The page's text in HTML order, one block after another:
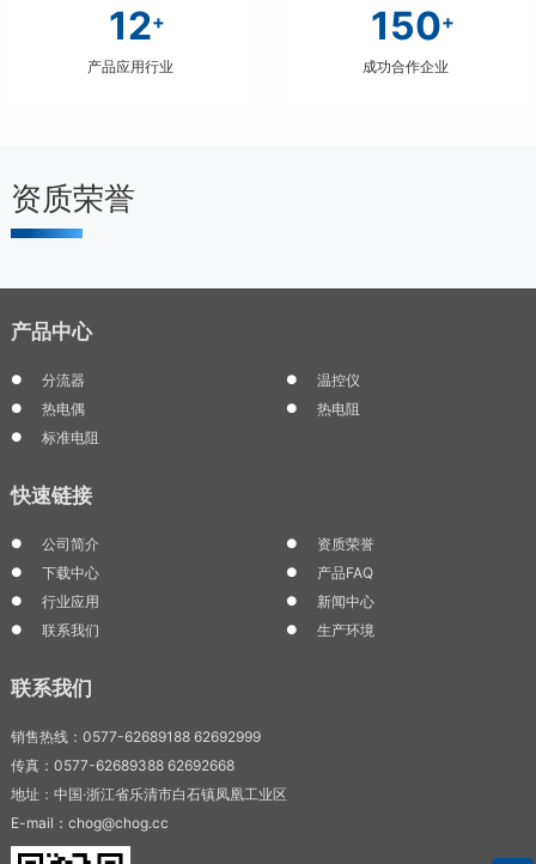
12+
产品应用行业
150+
成功合作企业
资质荣誉
产品中心
分流器
温控仪
热电偶
热电阻
标准电阻
快速链接
公司简介
资质荣誉
下载中心
产品FAQ
行业应用
新闻中心
联系我们
生产环境
联系我们
销售热线：0577-62689188 62692999
传真：0577-62689388 62692668
地址：中国·浙江省乐清市白石镇凤凰工业区
E-mail：chog@chog.cc